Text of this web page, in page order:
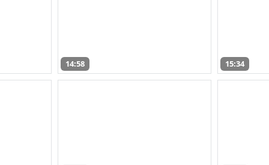
14:58 15:34